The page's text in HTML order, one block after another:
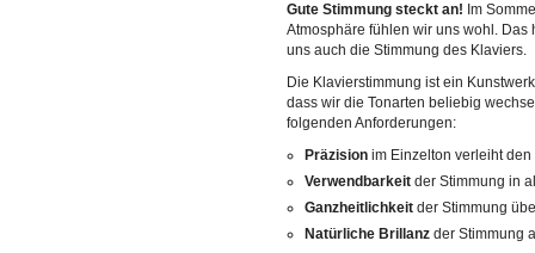
Gute Stimmung steckt an! Im
Atmosphäre fühlen wir uns wohl.
uns auch die Stimmung des Klaviers.
Die Klavierstimmung ist ein
dass wir die Tonarten beliebig
folgenden Anforderungen:
Präzision im Einzelton verleiht
Verwendbarkeit der Stimmung in
Ganzheitlichkeit der Stimmung
Natürliche Brillanz der Stimmung